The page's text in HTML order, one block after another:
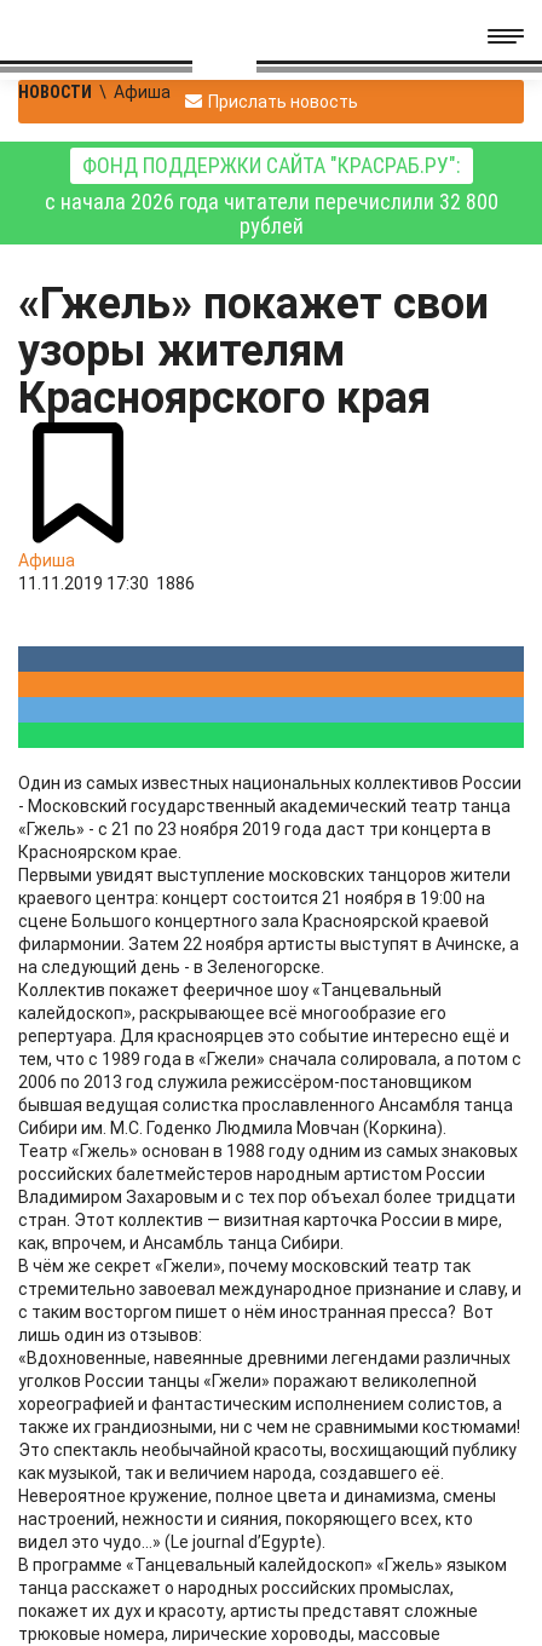
НОВОСТИ \ Афиша Прислать новость
ФОНД ПОДДЕРЖКИ САЙТА "КРАСРАБ.РУ":
с начала 2026 года читатели перечислили 32 800
рублей
«Гжель» покажет свои
узоры жителям
Красноярского края
Афиша
11.11.2019 17:30 1886
Один из самых известных национальных коллективов России
- Московский государственный академический театр танца
«Гжель» - с 21 по 23 ноября 2019 года даст три концерта в
Красноярском крае.
Первыми увидят выступление московских танцоров жители
краевого центра: концерт состоится 21 ноября в 19:00 на
сцене Большого концертного зала Красноярской краевой
филармонии. Затем 22 ноября артисты выступят в Ачинске, а
на следующий день - в Зеленогорске.
Коллектив покажет фееричное шоу «Танцевальный
калейдоскоп», раскрывающее всё многообразие его
репертуара. Для красноярцев это событие интересно ещё и
тем, что с 1989 года в «Гжели» сначала солировала, а потом с
2006 по 2013 год служила режиссёром-постановщиком
бывшая ведущая солистка прославленного Ансамбля танца
Сибири им. М.С. Годенко Людмила Мовчан (Коркина).
Театр «Гжель» основан в 1988 году одним из самых знаковых
российских балетмейстеров народным артистом России
Владимиром Захаровым и с тех пор объехал более тридцати
стран. Этот коллектив — визитная карточка России в мире,
как, впрочем, и Ансамбль танца Сибири.
В чём же секрет «Гжели», почему московский театр так
стремительно завоевал международное признание и славу, и
с таким восторгом пишет о нём иностранная пресса? Вот
лишь один из отзывов:
«Вдохновенные, навеянные древними легендами различных
уголков России танцы «Гжели» поражают великолепной
хореографией и фантастическим исполнением солистов, а
также их грандиозными, ни с чем не сравнимыми костюмами!
Это спектакль необычайной красоты, восхищающий публику
как музыкой, так и величием народа, создавшего её.
Невероятное кружение, полное цвета и динамизма, смены
настроений, нежности и сияния, покоряющего всех, кто
видел это чудо…» (Le journal d’Egypte).
В программе «Танцевальный калейдоскоп» «Гжель» языком
танца расскажет о народных российских промыслах,
покажет их дух и красоту, артисты представят сложные
трюковые номера, лирические хороводы, массовые